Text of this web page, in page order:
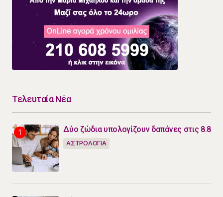
Τελευταία Νέα
Δύο ζώδια υπολογίζουν δαπάνες στις 8.8
ΑΣΤΡΟΛΟΓΙΑ